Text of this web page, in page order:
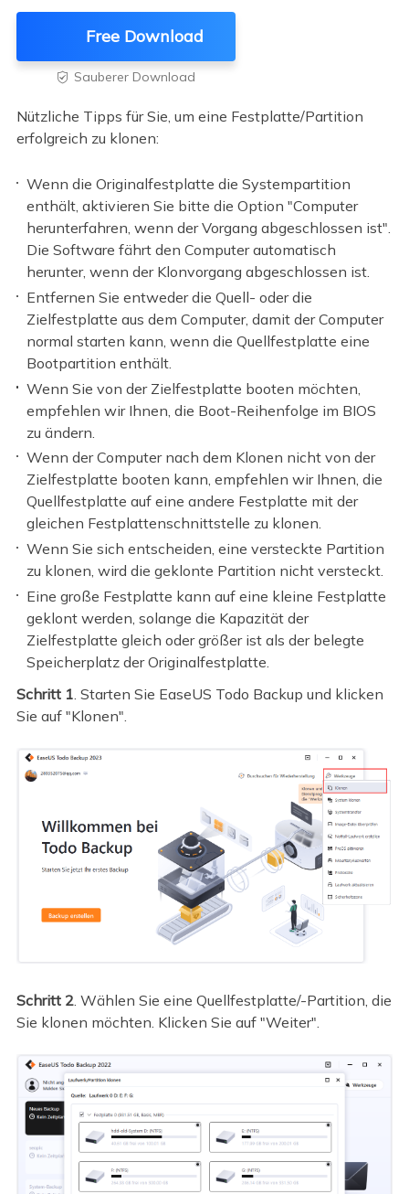
Free Download
 Sauberer Download
Nützliche Tipps für Sie, um eine Festplatte/Partition
erfolgreich zu klonen:
Wenn die Originalfestplatte die Systempartition
enthält, aktivieren Sie bitte die Option "Computer
herunterfahren, wenn der Vorgang abgeschlossen ist".
Die Software fährt den Computer automatisch
herunter, wenn der Klonvorgang abgeschlossen ist.
Entfernen Sie entweder die Quell- oder die
Zielfestplatte aus dem Computer, damit der Computer
normal starten kann, wenn die Quellfestplatte eine
Bootpartition enthält.
Wenn Sie von der Zielfestplatte booten möchten,
empfehlen wir Ihnen, die Boot-Reihenfolge im BIOS
zu ändern.
Wenn der Computer nach dem Klonen nicht von der
Zielfestplatte booten kann, empfehlen wir Ihnen, die
Quellfestplatte auf eine andere Festplatte mit der
gleichen Festplattenschnittstelle zu klonen.
Wenn Sie sich entscheiden, eine versteckte Partition
zu klonen, wird die geklonte Partition nicht versteckt.
Eine große Festplatte kann auf eine kleine Festplatte
geklont werden, solange die Kapazität der
Zielfestplatte gleich oder größer ist als der belegte
Speicherplatz der Originalfestplatte.
Schritt 1. Starten Sie EaseUS Todo Backup und klicken
Sie auf "Klonen".
Schritt 2. Wählen Sie eine Quellfestplatte/-Partition, die
Sie klonen möchten. Klicken Sie auf "Weiter".